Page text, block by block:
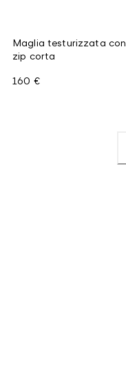
Maglia testurizzata con
zip corta
160 €